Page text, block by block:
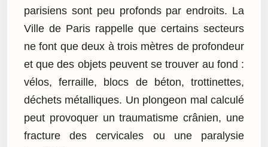
parisiens sont peu profonds par endroits. La
Ville de Paris rappelle que certains secteurs
ne font que deux à trois mètres de profondeur
et que des objets peuvent se trouver au fond :
vélos, ferraille, blocs de béton, trottinettes,
déchets métalliques. Un plongeon mal calculé
peut provoquer un traumatisme crânien, une
fracture des cervicales ou une paralysie